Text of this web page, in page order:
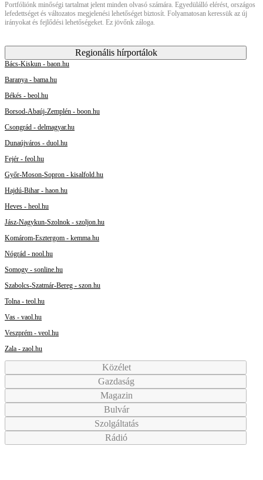
Portfóliónk minőségi tartalmat jelent minden olvasó számára. Egyedülálló elérést, országos
lefedettséget és változatos megjelenési lehetőséget biztosít. Folyamatosan keressük az új
irányokat és fejlődési lehetőségeket. Ez jövőnk záloga.
Regionális hírportálok
Bács-Kiskun - baon.hu
Baranya - bama.hu
Békés - beol.hu
Borsod-Abaúj-Zemplén - boon.hu
Csongrád - delmagyar.hu
Dunaújváros - duol.hu
Fejér - feol.hu
Győr-Moson-Sopron - kisalfold.hu
Hajdú-Bihar - haon.hu
Heves - heol.hu
Jász-Nagykun-Szolnok - szoljon.hu
Komárom-Esztergom - kemma.hu
Nógrád - nool.hu
Somogy - sonline.hu
Szabolcs-Szatmár-Bereg - szon.hu
Tolna - teol.hu
Vas - vaol.hu
Veszprém - veol.hu
Zala - zaol.hu
Közélet
Gazdaság
Magazin
Bulvár
Szolgáltatás
Rádió